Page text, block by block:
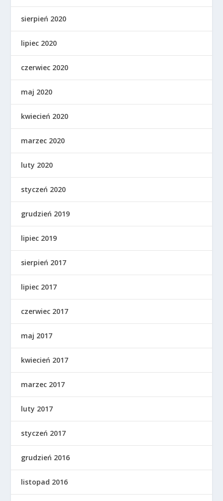
sierpień 2020
lipiec 2020
czerwiec 2020
maj 2020
kwiecień 2020
marzec 2020
luty 2020
styczeń 2020
grudzień 2019
lipiec 2019
sierpień 2017
lipiec 2017
czerwiec 2017
maj 2017
kwiecień 2017
marzec 2017
luty 2017
styczeń 2017
grudzień 2016
listopad 2016